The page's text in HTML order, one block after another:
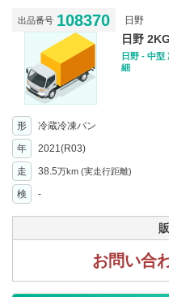
出品番号 108370 日野
日野
日野 - 中型
細
形 冷蔵冷凍バン
年
2021(R03)
走 38.5万km (実走行距離)
検
-
お問い合